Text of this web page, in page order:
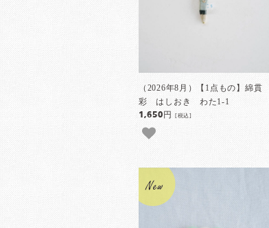
（2026年8月）【1点もの】綿貫
彩 はしおき わた1-1
1,650円[税込]